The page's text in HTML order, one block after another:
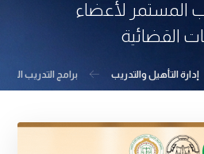
المستمر لأعضاء
القضائية
إدارة التأهيل والتدريب برامج التدريب